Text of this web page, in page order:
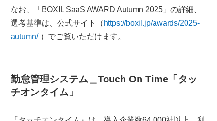
​​なお、「BOXIL SaaS AWARD Autumn 2025」の詳細、
選考基準は、公式サイト（ https://boxil.jp/awards/2025-
autumn/）でご覧いただけます。​
勤怠管理システム＿Touch On Time「タッ
チオンタイム」